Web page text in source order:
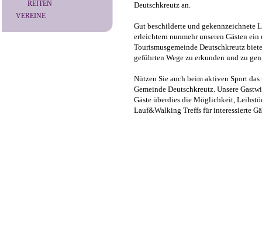
REITEN
VEREINE
Deutschkreutz an.
Gut beschilderte und gekennzeichnete
erleichtern nunmehr unseren Gästen
Tourismusgemeinde Deutschkreutz
geführten Wege zu erkunden und zu
Nützen Sie auch beim aktiven Sport
Gemeinde Deutschkreutz. Unsere
Gäste überdies die Möglichkeit,
Lauf&Walking Treffs für interessierte